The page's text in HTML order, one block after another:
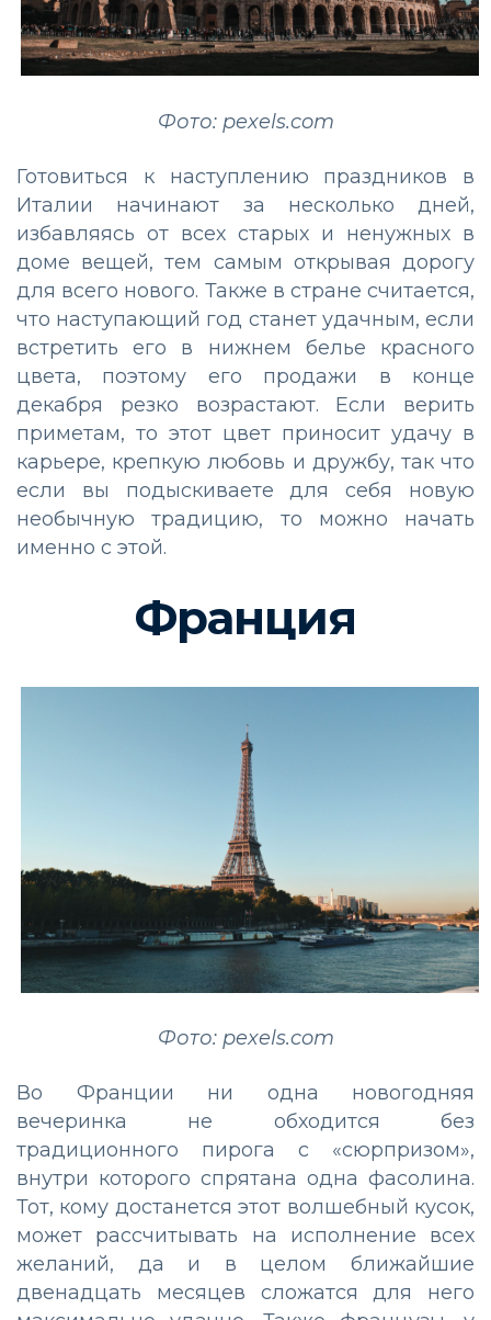
Фото: pexels.com
Готовиться к наступлению праздников в
Италии начинают за несколько дней,
избавляясь от всех старых и ненужных в
доме вещей, тем самым открывая дорогу
для всего нового. Также в стране считается,
что наступающий год станет удачным, если
встретить его в нижнем белье красного
цвета, поэтому его продажи в конце
декабря резко возрастают. Если верить
приметам, то этот цвет приносит удачу в
карьере, крепкую любовь и дружбу, так что
если вы подыскиваете для себя новую
необычную традицию, то можно начать
именно с этой.
Франция
Фото: pexels.com
Во Франции ни одна новогодняя
вечеринка не обходится без
традиционного пирога с «сюрпризом»,
внутри которого спрятана одна фасолина.
Тот, кому достанется этот волшебный кусок,
может рассчитывать на исполнение всех
желаний, да и в целом ближайшие
двенадцать месяцев сложатся для него